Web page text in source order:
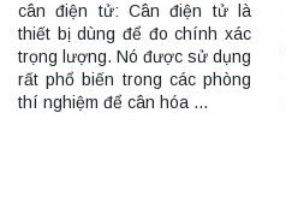
cân điện tử: Cân điện tử là
thiết bị dùng để đo chính xác
trọng lượng. Nó được sử dụng
rất phổ biến trong các phòng
thí nghiệm để cân hóa …